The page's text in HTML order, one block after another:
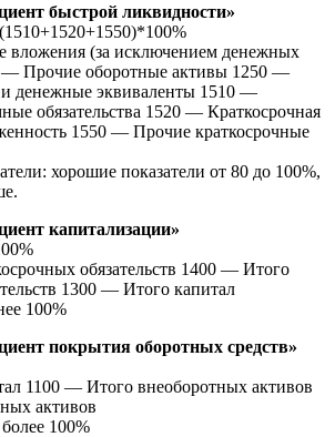
быстрой ликвидности»
(за исключением денежных
— Прочие оборотные активы 1250 —
денежные эквиваленты 1510 —
обязательства 1520 — Краткосрочная
1550 — Прочие краткосрочные
хорошие показатели от 80 до 100%,
капитализации»
обязательств 1400 — Итого
1300 — Итого капитал
100%
покрытия оборотных средств»
1100 — Итого внеоборотных активов
активов
100%